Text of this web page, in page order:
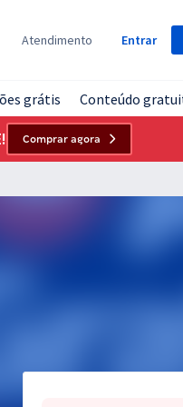
Atendimento Entrar
grátis Conteúdo
Comprar agora